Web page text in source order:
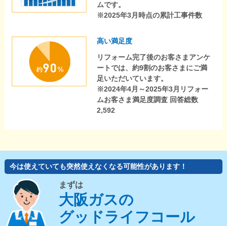
ムです。
※2025年3月時点の累計工事件数
高い満足度
リフォーム完了後のお客さまアンケ
ートでは、約9割のお客さまにご満
足いただいています。
※2024年4月～2025年3月リフォー
ムお客さま満足度調査 回答総数
2,592
今は使えていても突然使えなくなる可能性があります！
まずは
大阪ガスの
グッドライフコール